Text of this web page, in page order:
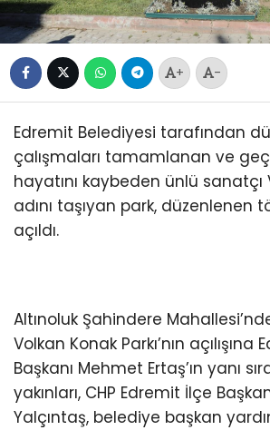
+ -
Edremit Belediyesi tarafından
çalışmaları tamamlanan ve
hayatını kaybeden ünlü sanatçı
adını taşıyan park, düzenlenen
açıldı.
Altınoluk Şahindere
Volkan Konak Parkı’nın
Başkanı Mehmet Ertaş’ın yanı
yakınları, CHP Edremit İlçe
Yalçıntaş, belediye başkan